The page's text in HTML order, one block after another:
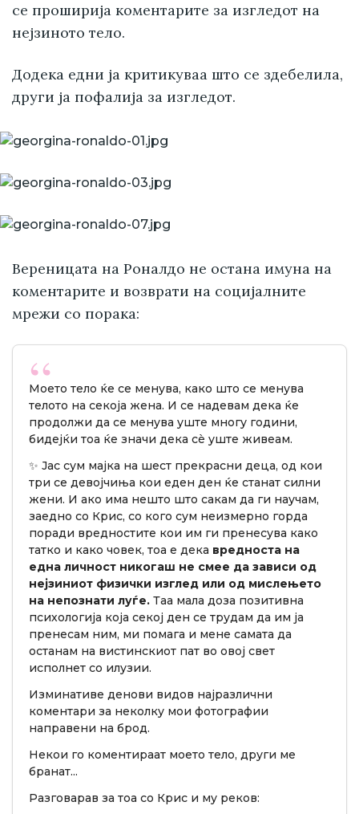
се проширија коментарите за изгледот на
нејзиното тело.
Додека едни ја критикуваа што се здебелила,
други ја пофалија за изгледот.
Вереницата на Роналдо не остана имуна на
коментарите и возврати на социјалните
мрежи со порака:
Моето тело ќе се менува, како што се менува
телото на секоја жена. И се надевам дека ќе
продолжи да се менува уште многу години,
бидејќи тоа ќе значи дека сè уште живеам.
✨ Јас сум мајка на шест прекрасни деца, од кои
три се девојчиња кои еден ден ќе станат силни
жени. И ако има нешто што сакам да ги научам,
заедно со Крис, со кого сум неизмерно горда
поради вредностите кои им ги пренесува како
татко и како човек, тоа е дека вредноста на
една личност никогаш не смее да зависи од
нејзиниот физички изглед или од мислењето
на непознати луѓе. Таа мала доза позитивна
психологија која секој ден се трудам да им ја
пренесам ним, ми помага и мене самата да
останам на вистинскиот пат во овој свет
исполнет со илузии.
Изминативе денови видов најразлични
коментари за неколку мои фотографии
направени на брод.
Некои го коментираат моето тело, други ме
бранат...
Разговарав за тоа со Крис и му реков: